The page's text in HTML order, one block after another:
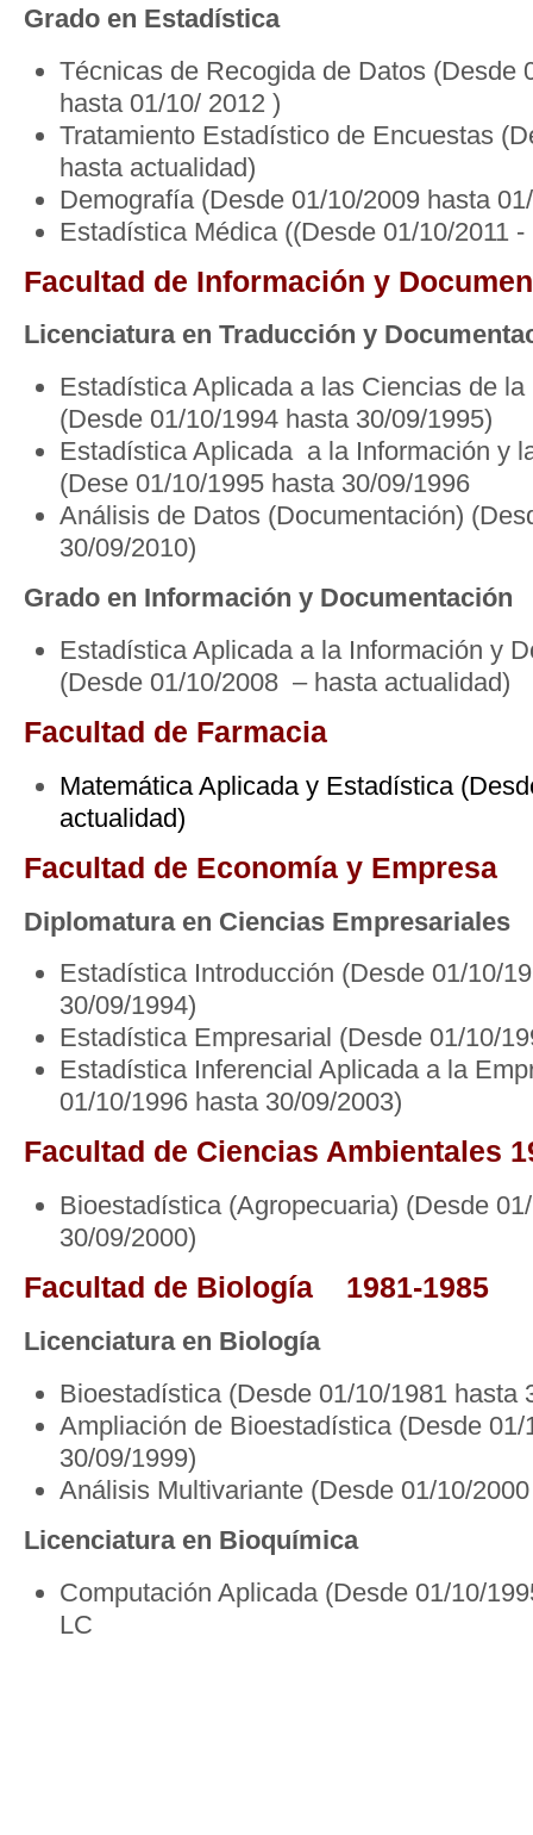
Grado en Estadística
Técnicas de Recogida de Datos (Desde
hasta 01/10/ 2012 )
Tratamiento Estadístico de Encuestas
hasta actualidad)
Demografía (Desde 01/10/2009 hasta
Estadística Médica ((Desde 01/10/2011
Facultad de Información y
Licenciatura en Traducción y
Estadística Aplicada a las Ciencias de
(Desde 01/10/1994 hasta 30/09/1995)
Estadística Aplicada a la Información y
(Dese 01/10/1995 hasta 30/09/1996
Análisis de Datos (Documentación)
30/09/2010)
Grado en Información y Documentación
Estadística Aplicada a la Información y
(Desde 01/10/2008 – hasta actualidad)
Facultad de Farmacia
Matemática Aplicada y Estadística
actualidad)
Facultad de Economía y Empresa
Diplomatura en Ciencias Empresariales
Estadística Introducción (Desde 01/10/
30/09/1994)
Estadística Empresarial (Desde 01/10/
Estadística Inferencial Aplicada a la
01/10/1996 hasta 30/09/2003)
Facultad de Ciencias Ambientales
Bioestadística (Agropecuaria) (Desde
30/09/2000)
Facultad de Biología 1981-1985
Licenciatura en Biología
Bioestadística (Desde 01/10/1981 hasta
Ampliación de Bioestadística (Desde 01/
30/09/1999)
Análisis Multivariante (Desde 01/10/
Licenciatura en Bioquímica
Computación Aplicada (Desde 01/10/
LC